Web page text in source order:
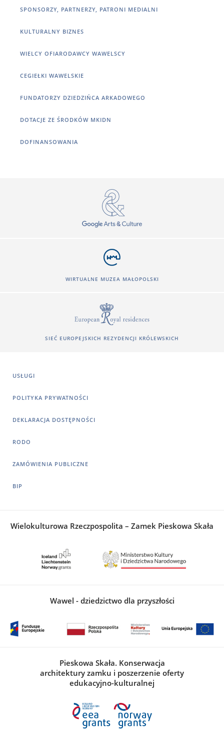
SPONSORZY, PARTNERZY, PATRONI MEDIALNI
KULTURALNY BIZNES
WIELCY OFIARODAWCY WAWELSCY
CEGIEŁKI WAWELSKIE
FUNDATORZY DZIEDZIŃCA ARKADOWEGO
DOTACJE ZE ŚRODKÓW MKIDN
DOFINANSOWANIA
WIRTUALNE MUZEA MAŁOPOLSKI
SIEĆ EUROPEJSKICH REZYDENCJI KRÓLEWSKICH
USŁUGI
POLITYKA PRYWATNOŚCI
DEKLARACJA DOSTĘPNOŚCI
RODO
ZAMÓWIENIA PUBLICZNE
BIP
Wielokulturowa Rzeczpospolita – Zamek Pieskowa Skała
Wawel - dziedzictwo dla przyszłości
Pieskowa Skała. Konserwacja
architektury zamku i poszerzenie oferty
edukacyjno-kulturalnej